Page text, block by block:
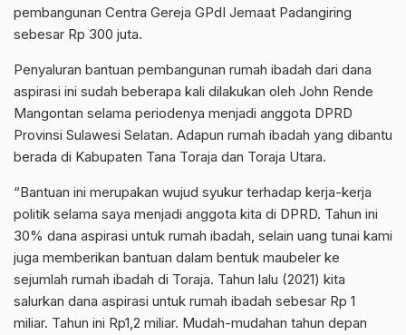
pembangunan Centra Gereja GPdI Jemaat Padangiring
sebesar Rp 300 juta.
Penyaluran bantuan pembangunan rumah ibadah dari dana
aspirasi ini sudah beberapa kali dilakukan oleh John Rende
Mangontan selama periodenya menjadi anggota DPRD
Provinsi Sulawesi Selatan. Adapun rumah ibadah yang dibantu
berada di Kabupaten Tana Toraja dan Toraja Utara.
“Bantuan ini merupakan wujud syukur terhadap kerja-kerja
politik selama saya menjadi anggota kita di DPRD. Tahun ini
30% dana aspirasi untuk rumah ibadah, selain uang tunai kami
juga memberikan bantuan dalam bentuk maubeler ke
sejumlah rumah ibadah di Toraja. Tahun lalu (2021) kita
salurkan dana aspirasi untuk rumah ibadah sebesar Rp 1
miliar. Tahun ini Rp1,2 miliar. Mudah-mudahan tahun depan